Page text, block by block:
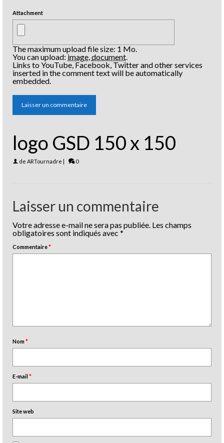
Attachment
The maximum upload file size: 1 Mo.
You can upload:image,document.
Links to YouTube, Facebook, Twitter and other services
inserted in the comment text will be automatically
embedded.
logo GSD 150 x 150
de ARTournadre | 0
Laisser un commentaire
Votre adresse e-mail ne sera pas publiée. Les champs
obligatoires sont indiqués avec *
Commentaire*
Nom*
E-mail*
Site web